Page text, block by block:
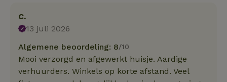
C.
13 juli 2026
Algemene beoordeling: 8/10
Mooi verzorgd en afgewerkt huisje. Aardige
verhuurders. Winkels op korte afstand. Veel